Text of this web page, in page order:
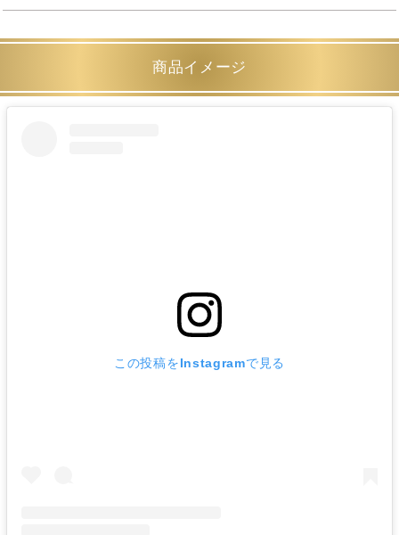
商品イメージ
この投稿をInstagramで見る